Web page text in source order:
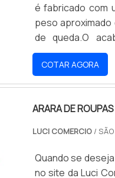
é fabricado com
peso
de queda.O
característica
aplicação do
COTAR AGORA
ARARA DE
LUCI COMERCIO/ SÃO
Quando se
no site da Luci